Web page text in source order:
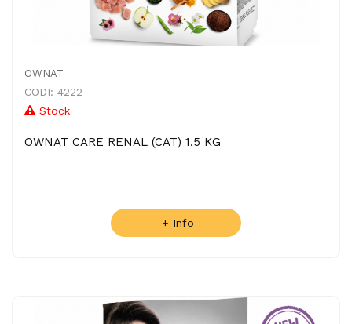
OWNAT
CODI: 4222
Stock
OWNAT CARE RENAL (CAT) 1,5 KG
+ Info